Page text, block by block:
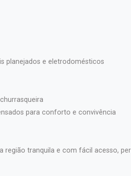
planejados e eletrodomésticos
para conforto e convivência
região tranquila e com fácil acesso,